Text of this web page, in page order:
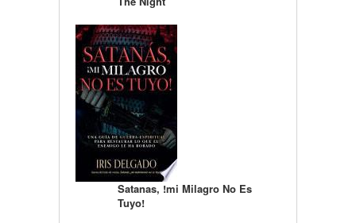
Satanas, !mi Milagro No Es
Tuyo!